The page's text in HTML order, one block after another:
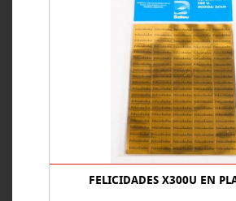
FELICIDADES X300U EN